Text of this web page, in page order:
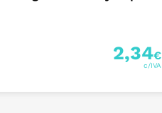
2,34€